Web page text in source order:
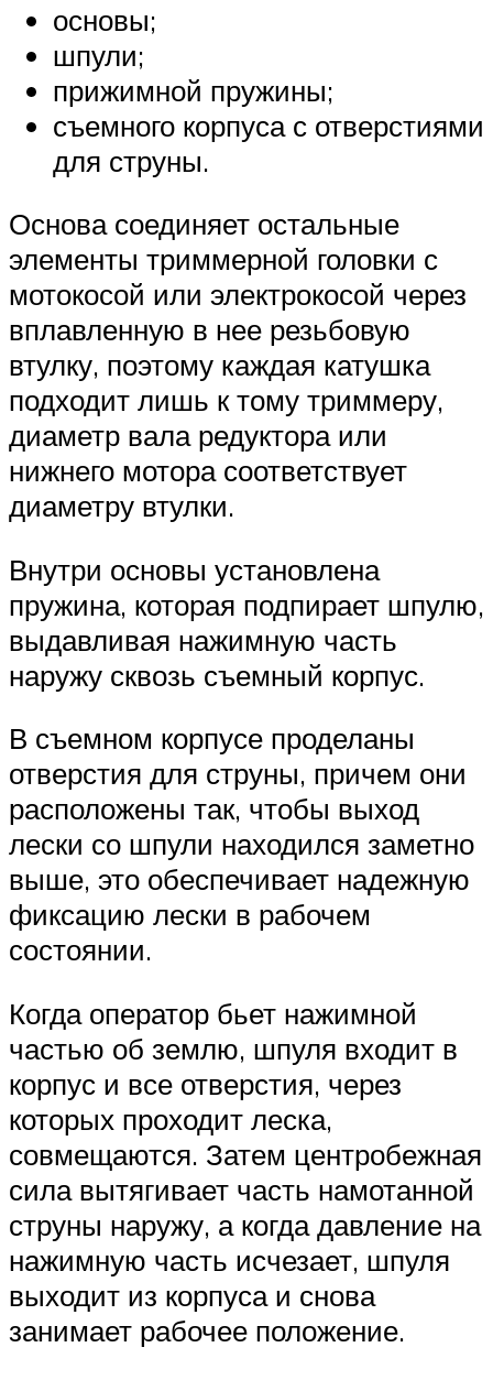
основы;
шпули;
прижимной пружины;
съемного корпуса с отверстиями
для струны.
Основа соединяет остальные
элементы триммерной головки с
мотокосой или электрокосой через
вплавленную в нее резьбовую
втулку, поэтому каждая катушка
подходит лишь к тому триммеру,
диаметр вала редуктора или
нижнего мотора соответствует
диаметру втулки.
Внутри основы установлена
пружина, которая подпирает шпулю,
выдавливая нажимную часть
наружу сквозь съемный корпус.
В съемном корпусе проделаны
отверстия для струны, причем они
расположены так, чтобы выход
лески со шпули находился заметно
выше, это обеспечивает надежную
фиксацию лески в рабочем
состоянии.
Когда оператор бьет нажимной
частью об землю, шпуля входит в
корпус и все отверстия, через
которых проходит леска,
совмещаются. Затем центробежная
сила вытягивает часть намотанной
струны наружу, а когда давление на
нажимную часть исчезает, шпуля
выходит из корпуса и снова
занимает рабочее положение.